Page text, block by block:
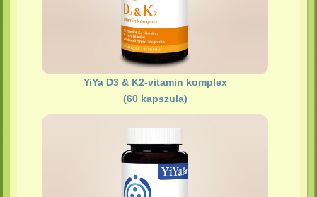
YiYa D3 & K2-vitamin komplex
(60 kapszula)